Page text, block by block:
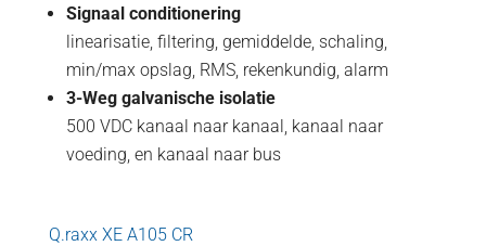
Signaal conditionering
linearisatie, filtering, gemiddelde, schaling,
min/max opslag, RMS, rekenkundig, alarm
3-Weg galvanische isolatie
500 VDC kanaal naar kanaal, kanaal naar
voeding, en kanaal naar bus
Q.raxx XE A105 CR